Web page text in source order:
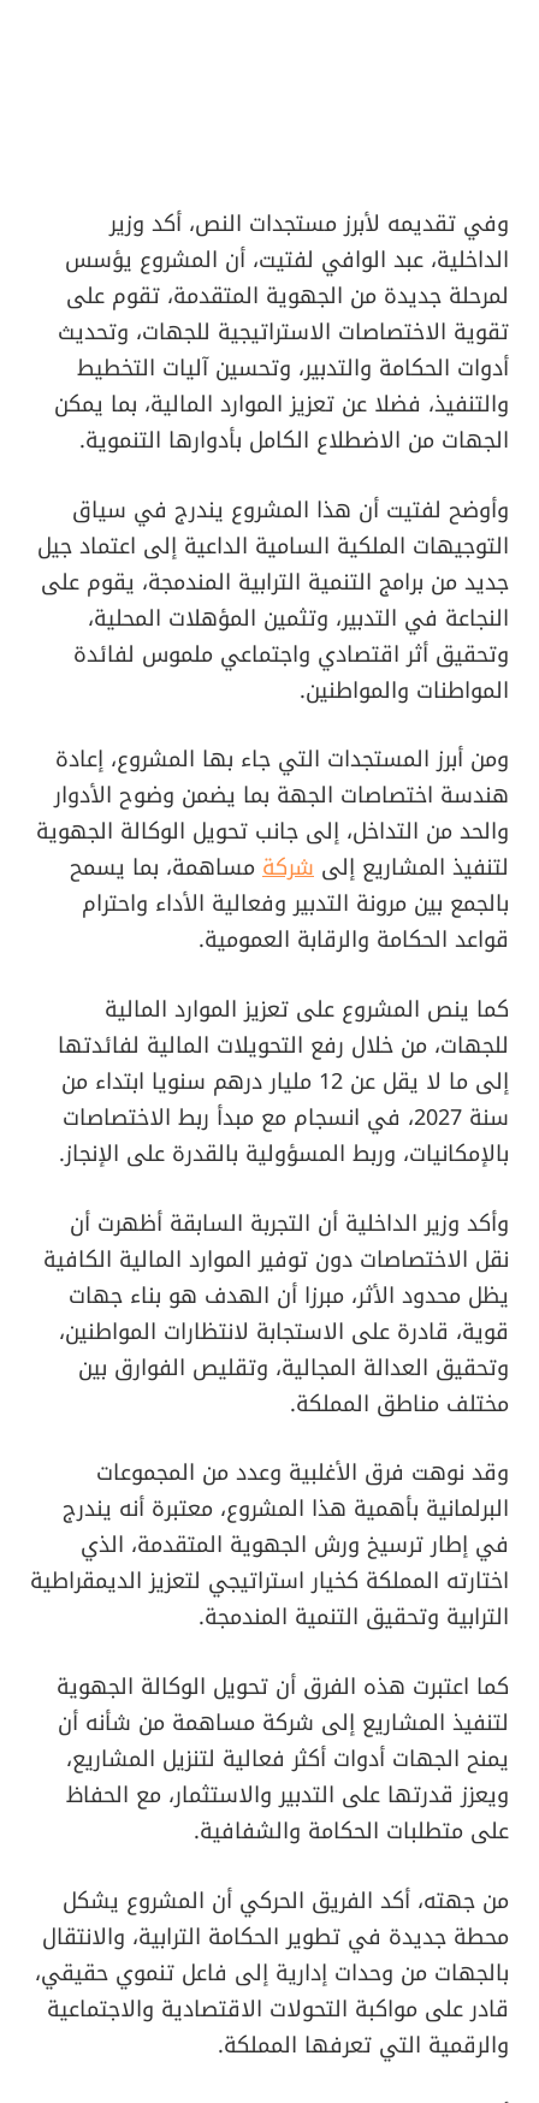
وفي تقديمه لأبرز مستجدات النص، أكد وزير
الداخلية، عبد الوافي لفتيت، أن المشروع يؤسس
لمرحلة جديدة من الجهوية المتقدمة، تقوم على
تقوية الاختصاصات الاستراتيجية للجهات، وتحديث
أدوات الحكامة والتدبير، وتحسين آليات التخطيط
والتنفيذ، فضلا عن تعزيز الموارد المالية، بما يمكن
الجهات من الاضطلاع الكامل بأدوارها التنموية.
وأوضح لفتيت أن هذا المشروع يندرج في سياق
التوجيهات الملكية السامية الداعية إلى اعتماد جيل
جديد من برامج التنمية الترابية المندمجة، يقوم على
النجاعة في التدبير، وتثمين المؤهلات المحلية،
وتحقيق أثر اقتصادي واجتماعي ملموس لفائدة
المواطنات والمواطنين.
ومن أبرز المستجدات التي جاء بها المشروع، إعادة
هندسة اختصاصات الجهة بما يضمن وضوح الأدوار
والحد من التداخل، إلى جانب تحويل الوكالة الجهوية
لتنفيذ المشاريع إلى شركةمساهمة، بما يسمح
بالجمع بين مرونة التدبير وفعالية الأداء واحترام
قواعد الحكامة والرقابة العمومية.
كما ينص المشروع على تعزيز الموارد المالية
للجهات، من خلال رفع التحويلات المالية لفائدتها
إلى ما لا يقل عن 12 مليار درهم سنويا ابتداء من
سنة 2027، في انسجام مع مبدأ ربط الاختصاصات
بالإمكانيات، وربط المسؤولية بالقدرة على الإنجاز.
وأكد وزير الداخلية أن التجربة السابقة أظهرت أن
نقل الاختصاصات دون توفير الموارد المالية الكافية
يظل محدود الأثر، مبرزا أن الهدف هو بناء جهات
قوية، قادرة على الاستجابة لانتظارات المواطنين،
وتحقيق العدالة المجالية، وتقليص الفوارق بين
مختلف مناطق المملكة.
وقد نوهت فرق الأغلبية وعدد من المجموعات
البرلمانية بأهمية هذا المشروع، معتبرة أنه يندرج
في إطار ترسيخ ورش الجهوية المتقدمة، الذي
اختارته المملكة كخيار استراتيجي لتعزيز الديمقراطية
الترابية وتحقيق التنمية المندمجة.
كما اعتبرت هذه الفرق أن تحويل الوكالة الجهوية
لتنفيذ المشاريع إلى شركة مساهمة من شأنه أن
يمنح الجهات أدوات أكثر فعالية لتنزيل المشاريع،
ويعزز قدرتها على التدبير والاستثمار، مع الحفاظ
على متطلبات الحكامة والشفافية.
من جهته، أكد الفريق الحركي أن المشروع يشكل
محطة جديدة في تطوير الحكامة الترابية، والانتقال
بالجهات من وحدات إدارية إلى فاعل تنموي حقيقي،
قادر على مواكبة التحولات الاقتصادية والاجتماعية
والرقمية التي تعرفها المملكة.